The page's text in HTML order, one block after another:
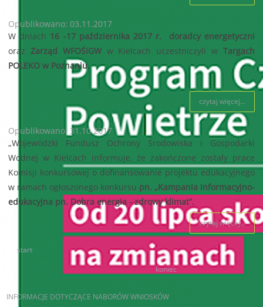
Opublikowano: 03.11.2017
W dniach 16 -17 października 2017 r.
doradcy energetyczni
oraz Zarząd WFOŚiGWw Kielcach uczestniczyli wTargach
POLEKO w Poznaniu.
czytaj więcej...
Opublikowano: 31.10.2017
„Wojewódzki Fundusz Ochrony Środowiska i Gospodarki
Wodnej w Kielcach informuje, że zakończone zostały prace
Komisji konkursowej o dofinansowanie projektu edukacyjnego
w ramach ogłoszonego konkursu pn. „Kampania informacyjno-
edukacyjna pn. Dobra energia - zdrowy klimat”.
czytaj więcej...
start 92 93 94 95 96 97
99
100 koniec
INFORMACJE DOTYCZĄCE NABORÓW WNIOSKÓW